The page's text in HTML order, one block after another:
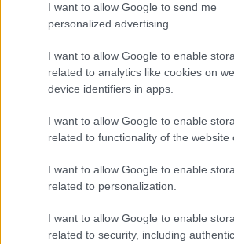
I want to allow Google to send me
personalized advertising.
I want to allow Google to enable
related to analytics like cookies on
device identifiers in apps.
I want to allow Google to enable
related to functionality of the website
I want to allow Google to enable
related to personalization.
I want to allow Google to enable
related to security, including
Sapere di poter contare su
flessibilità in più nella gestione
pubblico, delle grandi opere
esempiosui mutui e il mercato
Ma forse più ancora colpisce che
circuito delle banche sistemiche
Financial Stability Boardsia
gruppo cinese, con cui salgono a